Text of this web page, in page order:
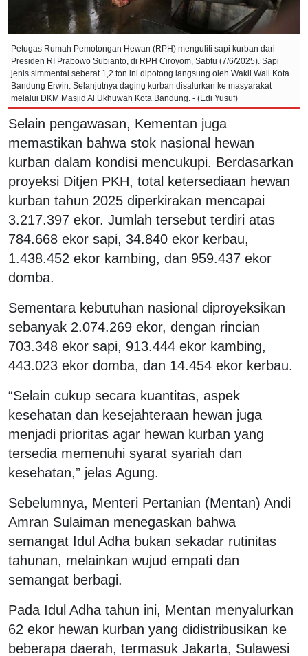
Petugas Rumah Pemotongan Hewan (RPH) menguliti sapi kurban dari
Presiden RI Prabowo Subianto, di RPH Ciroyom, Sabtu (7/6/2025). Sapi
jenis simmental seberat 1,2 ton ini dipotong langsung oleh Wakil Wali Kota
Bandung Erwin. Selanjutnya daging kurban disalurkan ke masyarakat
melalui DKM Masjid Al Ukhuwah Kota Bandung. - (Edi Yusuf)
Selain pengawasan, Kementan juga
memastikan bahwa stok nasional hewan
kurban dalam kondisi mencukupi. Berdasarkan
proyeksi Ditjen PKH, total ketersediaan hewan
kurban tahun 2025 diperkirakan mencapai
3.217.397 ekor. Jumlah tersebut terdiri atas
784.668 ekor sapi, 34.840 ekor kerbau,
1.438.452 ekor kambing, dan 959.437 ekor
domba.
Sementara kebutuhan nasional diproyeksikan
sebanyak 2.074.269 ekor, dengan rincian
703.348 ekor sapi, 913.444 ekor kambing,
443.023 ekor domba, dan 14.454 ekor kerbau.
“Selain cukup secara kuantitas, aspek
kesehatan dan kesejahteraan hewan juga
menjadi prioritas agar hewan kurban yang
tersedia memenuhi syarat syariah dan
kesehatan,” jelas Agung.
Sebelumnya, Menteri Pertanian (Mentan) Andi
Amran Sulaiman menegaskan bahwa
semangat Idul Adha bukan sekadar rutinitas
tahunan, melainkan wujud empati dan
semangat berbagi.
Pada Idul Adha tahun ini, Mentan menyalurkan
62 ekor hewan kurban yang didistribusikan ke
beberapa daerah, termasuk Jakarta, Sulawesi